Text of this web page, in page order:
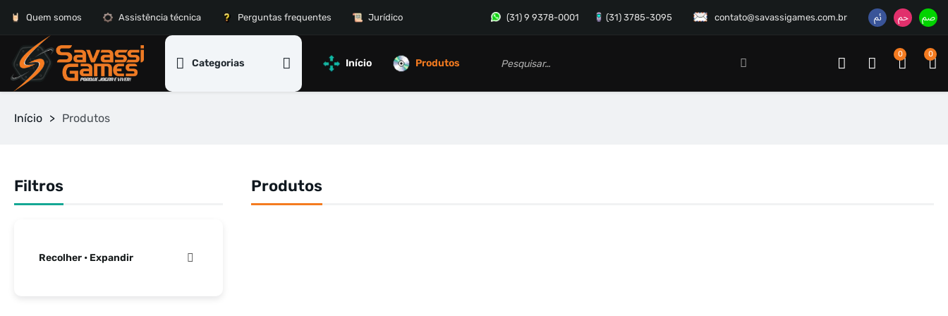
contato@savassigames.com.br
(31) 9 9378-0001 (31) 3785-3095
Quem somos Assistência técnica Perguntas frequentes Jurídico
Categorias
0
0
Início Produtos
Início > Produtos
Produtos
Filtros
Recolher • Expandir